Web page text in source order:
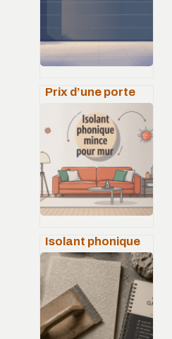
Prix d’une porte
de garage
sectionnelle :
fourchettes,
exemples et choix
malin
Isolant phonique
mince pour mur :
choisir et poser le
bon matériau